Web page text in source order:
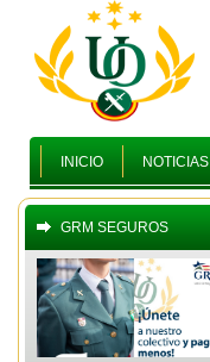
INICIO NOTICIAS
GRM SEGUROS